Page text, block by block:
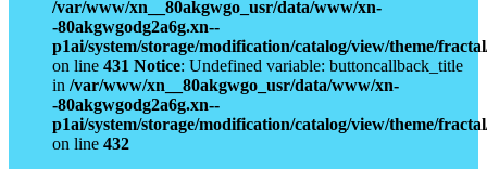
/var/www/xn__80akgwgo_usr/data/www/xn-
-80akgwgodg2a6g.xn--
p1ai/system/storage/modification/catalog/view/theme/
on line 431 Notice: Undefined variable: buttoncallback_title
in /var/www/xn__80akgwgo_usr/data/www/xn-
-80akgwgodg2a6g.xn--
p1ai/system/storage/modification/catalog/view/theme/
on line 432